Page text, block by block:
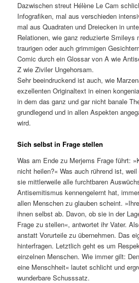
Dazwischen streut Hélène Le Cam
Infografiken, mal aus verschieden
mal aus Quadraten und Dreiecken in
Relationen, wie ganz reduzierte Smileys
traurigen oder auch grimmigen
Comic durch ein Glossar von A wie
Z wie Ziviler Ungehorsam.
Sehr beeindruckend ist auch, wie
exzellenten Originaltext in einen
in dem das ganz und gar nicht banale
grundlegend und in allen Aspekten
wird.
Sich selbst in Frage stellen
Was am Ende zu Merjems Frage führt:
nicht heilen?« Was auch rührend ist,
sie mittlerweile alle furchtbaren
Antisemitismus kennengelernt hat,
allen Menschen zu glauben scheint.
ihnen selbst ab. Davon, ob sie in der
Frage zu stellen«, antwortet ihr Vater.
anstatt Vorurteile zu übernehmen. Das
hinterfragen. Letztlich geht es um
einzelnen Menschen. Wie immer gilt:
eine Menschheit« lautet schlicht und
wunderbare Schusssatz.